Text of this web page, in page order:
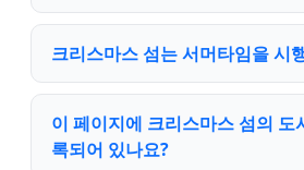
크리스마스 섬는 서머타임을 시
이 페이지에 크리스마스 섬의 도
록되어 있나요?